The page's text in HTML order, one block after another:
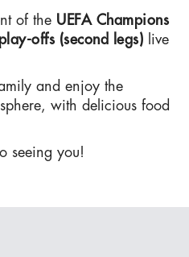
of the UEFA Champions
offs (second legs) live
and enjoy the
with delicious food
seeing you!